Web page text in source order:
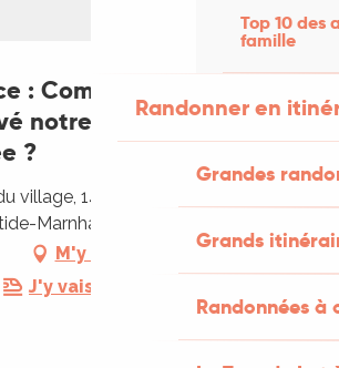
Top 10 des
famille
Randonner en
Grandes
Grands
Randonnées
: Comment avons-
notre position dans la
?
village, 149 Rue de l'Église,
Marnhac
M'y rendre
J'y vais en train !